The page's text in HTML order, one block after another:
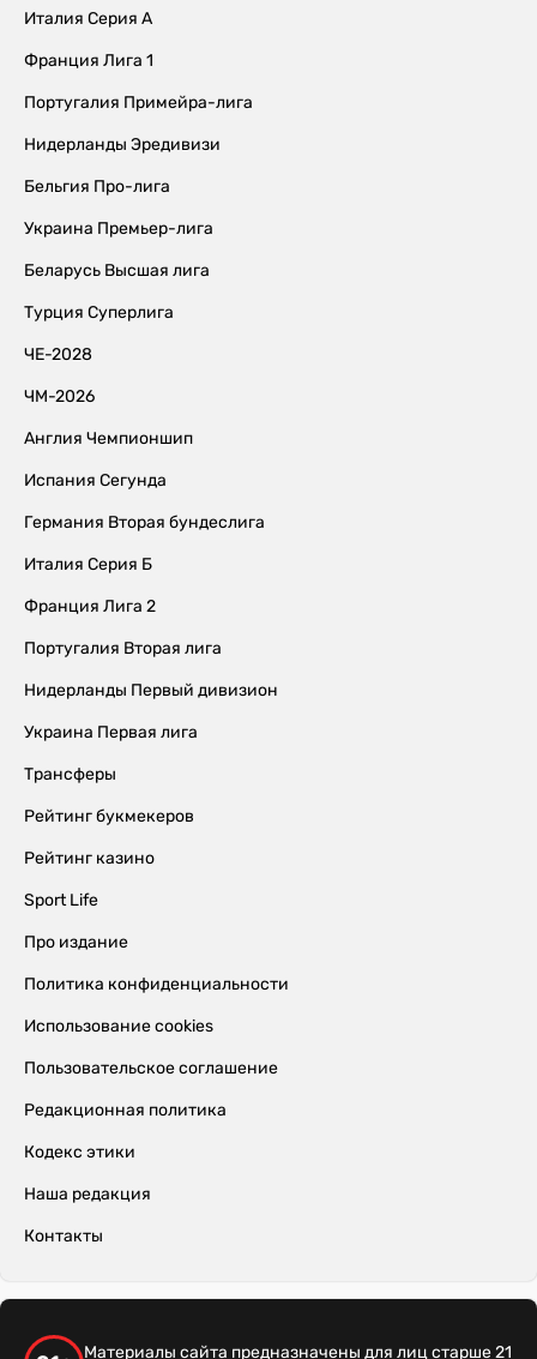
Италия Серия А
Франция Лига 1
Португалия Примейра-лига
Нидерланды Эредивизи
Бельгия Про-лига
Украина Премьер-лига
Беларусь Высшая лига
Турция Суперлига
ЧЕ-2028
ЧМ-2026
Англия Чемпионшип
Испания Сегунда
Германия Вторая бундеслига
Италия Серия Б
Франция Лига 2
Португалия Вторая лига
Нидерланды Первый дивизион
Украина Первая лига
Трансферы
Рейтинг букмекеров
Рейтинг казино
Sport Life
Про издание
Политика конфиденциальности
Использование cookies
Пользовательское соглашение
Редакционная политика
Кодекс этики
Наша редакция
Контакты
Материалы сайта предназначены для лиц старше 21